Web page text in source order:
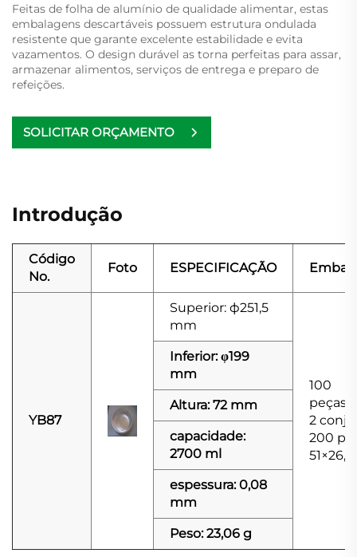
Feitas de folha de alumínio de qualidade alimentar, estas
embalagens descartáveis possuem estrutura ondulada
resistente que garante excelente estabilidade e evita
vazamentos. O design durável as torna perfeitas para assar,
armazenar alimentos, serviços de entrega e preparo de
refeições.
SOLICITAR ORÇAMENTO
Introdução
Código
No.
Foto ESPECIFICAÇÃO
YB87
Superior: ф251,5
mm
100
peças/
2
200
Inferior: φ199
mm
Altura: 72 mm
capacidade:
2700 ml
espessura: 0,08
mm
Peso: 23,06 g